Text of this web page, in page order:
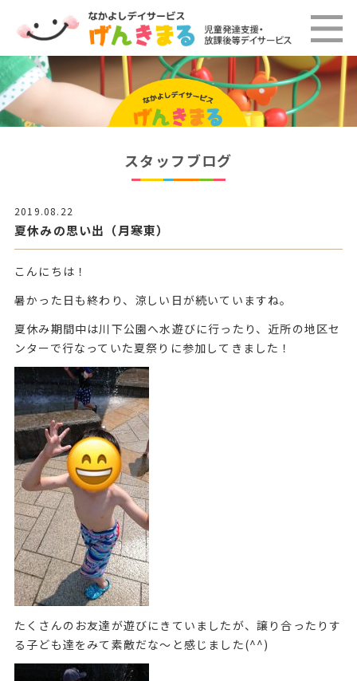
スタッフブログ
2019.08.22
夏休みの思い出（月寒東）
こんにちは！
暑かった日も終わり、涼しい日が続いていますね。
夏休み期間中は川下公園へ水遊びに行ったり、近所の地区セ
ンターで行なっていた夏祭りに参加してきました！
たくさんのお友達が遊びにきていましたが、譲り合ったりす
る子ども達をみて素敵だな〜と感じました(^^)